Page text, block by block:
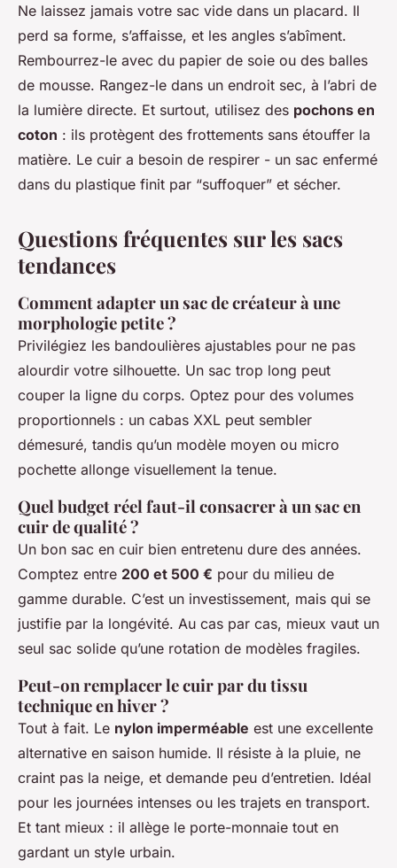
Ne laissez jamais votre sac vide dans un placard. Il
perd sa forme, s’affaisse, et les angles s’abîment.
Rembourrez-le avec du papier de soie ou des balles
de mousse. Rangez-le dans un endroit sec, à l’abri de
la lumière directe. Et surtout, utilisez des pochons en
coton : ils protègent des frottements sans étouffer la
matière. Le cuir a besoin de respirer - un sac enfermé
dans du plastique finit par “suffoquer” et sécher.
Questions fréquentes sur les sacs
tendances
Comment adapter un sac de créateur à une
morphologie petite ?
Privilégiez les bandoulières ajustables pour ne pas
alourdir votre silhouette. Un sac trop long peut
couper la ligne du corps. Optez pour des volumes
proportionnels : un cabas XXL peut sembler
démesuré, tandis qu’un modèle moyen ou micro
pochette allonge visuellement la tenue.
Quel budget réel faut-il consacrer à un sac en
cuir de qualité ?
Un bon sac en cuir bien entretenu dure des années.
Comptez entre 200 et 500 € pour du milieu de
gamme durable. C’est un investissement, mais qui se
justifie par la longévité. Au cas par cas, mieux vaut un
seul sac solide qu’une rotation de modèles fragiles.
Peut-on remplacer le cuir par du tissu
technique en hiver ?
Tout à fait. Le nylon imperméable est une excellente
alternative en saison humide. Il résiste à la pluie, ne
craint pas la neige, et demande peu d’entretien. Idéal
pour les journées intenses ou les trajets en transport.
Et tant mieux : il allège le porte-monnaie tout en
gardant un style urbain.